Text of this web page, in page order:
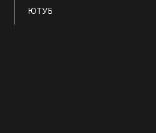
ЮТУБ